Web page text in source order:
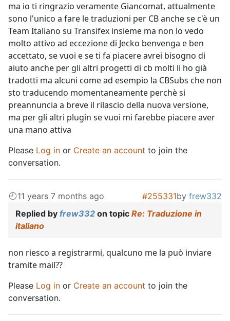
ma io ti ringrazio veramente Giancomat, attualmente
sono l'unico a fare le traduzioni per CB anche se c'è un
Team Italiano su Transifex insieme ma non lo vedo
molto attivo ad eccezione di Jecko benvenga e ben
accettato, se vuoi e se ti fa piacere avrei bisogno di
aiuto anche per gli altri progetti di cb molti li ho già
tradotti ma alcuni come ad esempio la CBSubs che non
sto traducendo momentaneamente perchè si
preannuncia a breve il rilascio della nuova versione,
ma per gli altri plugin se vuoi mi farebbe piacere aver
una mano attiva
Please Log in or Create an account to join the
conversation.
11 years 7 months ago #255331by frew332
Replied by frew332 on topic Re: Traduzione in
italiano
non riesco a registrarmi, qualcuno me la può inviare
tramite mail??
Please Log in or Create an account to join the
conversation.